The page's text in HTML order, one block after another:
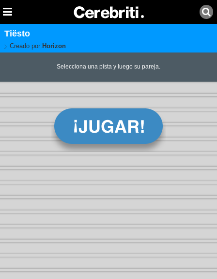
Tiësto
Creado por: Horizon
Selecciona una pista y luego su pareja.